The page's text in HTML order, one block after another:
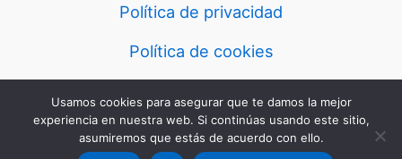
Política de privacidad
Política de cookies
Copyright © 2026 eurorecetas
Usamos cookies para asegurar que te damos la mejor
experiencia en nuestra web. Si continúas usando este sitio,
asumiremos que estás de acuerdo con ello.